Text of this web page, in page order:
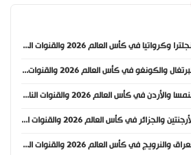
موعد مباراة إنجلترا وكرواتيا في كأس العالم 2026 والقنوات الناقلة
موعد مباراة البرتغال والكونغو في كأس العالم 2026 والقنوات الناقلة
موعد مباراة النمسا والأردن في كأس العالم 2026 والقنوات الناقلة
موعد مباراة الأرجنتين والجزائر في كأس العالم 2026 والقنوات الناقلة
موعد مباراة العراق والنرويج في كأس العالم 2026 والقنوات الناقلة